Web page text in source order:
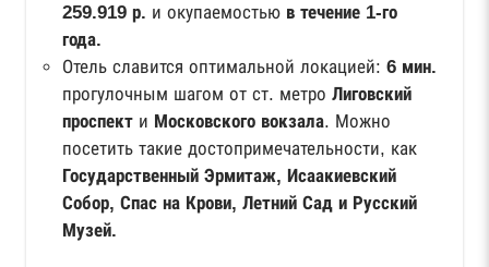
259.919 р. и окупаемостью в течение 1-го
года.
Отель славится оптимальной локацией: 6 мин.
прогулочным шагом от ст. метро Лиговский
проспект и Московского вокзала. Можно
посетить такие достопримечательности, как
Государственный Эрмитаж, Исаакиевский
Собор, Спас на Крови, Летний Сад и Русский
Музей.